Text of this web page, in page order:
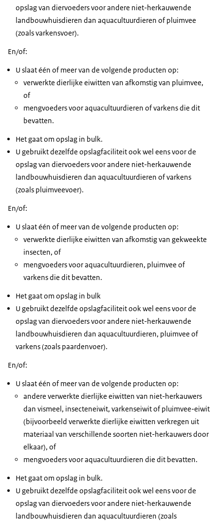
opslag van diervoeders voor andere niet-herkauwende
landbouwhuisdieren dan aquacultuurdieren of pluimvee
(zoals varkensvoer).
En/of:
U slaat één of meer van de volgende producten op:
verwerkte dierlijke eiwitten van afkomstig van pluimvee,
of
mengvoeders voor aquacultuurdieren of varkens die dit
bevatten.
Het gaat om opslag in bulk.
U gebruikt dezelfde opslagfaciliteit ook wel eens voor de
opslag van diervoeders voor andere niet-herkauwende
landbouwhuisdieren dan aquacultuurdieren of varkens
(zoals pluimveevoer).
En/of:
U slaat één of meer van de volgende producten op:
verwerkte dierlijke eiwitten van afkomstig van gekweekte
insecten, of
mengvoeders voor aquacultuurdieren, pluimvee of
varkens die dit bevatten.
Het gaat om opslag in bulk
U gebruikt dezelfde opslagfaciliteit ook wel eens voor de
opslag van diervoeders voor andere niet-herkauwende
landbouwhuisdieren dan aquacultuurdieren, pluimvee of
varkens (zoals paardenvoer).
En/of:
U slaat één of meer van de volgende producten op:
andere verwerkte dierlijke eiwitten van niet-herkauwers
dan vismeel, insecteneiwit, varkenseiwit of pluimvee-eiwit
(bijvoorbeeld verwerkte dierlijke eiwitten verkregen uit
materiaal van verschillende soorten niet-herkauwers door
elkaar), of
mengvoeders voor aquacultuurdieren die dit bevatten.
Het gaat om opslag in bulk.
U gebruikt dezelfde opslagfaciliteit ook wel eens voor de
opslag van diervoeders voor andere niet-herkauwende
landbouwhuisdieren dan aquacultuurdieren (zoals